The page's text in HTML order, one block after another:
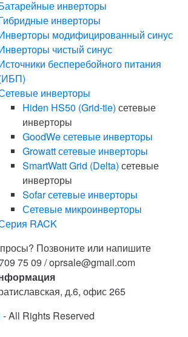
инверторы
инверторы
модифицированный синус
чистый синус
бесперебойного питания
инверторы
Hiden HS50 (Grid-tie) сетевые
инверторы
GoodWe сетевые инверторы
Growatt сетевые инверторы
SmartWatt Grid (Delta) сетевые
инверторы
Sofar сетевые инверторы
Сетевые микроинверторы
RACK
Позвоните или напишите
75 09 / oprsale@gmail.com
д.6, офис 265
- All Rights Reserved